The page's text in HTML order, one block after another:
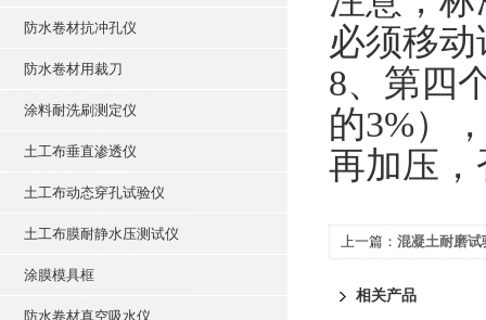
防水卷材抗冲孔仪
防水卷材用裁刀
涂料耐洗刷测定仪
土工布垂直渗透仪
土工布动态穿孔试验仪
土工布膜耐静水压测试仪
涂膜模具框
防水卷材真空吸水仪
必须移
8、第四
的3%）
再加压
上一篇： 混凝土耐磨试
相关产品